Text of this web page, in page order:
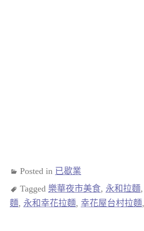
Posted in 已歇業
Tagged 樂華夜市美食, 永和拉麵,
麵, 永和幸花拉麵, 幸花屋台村拉麵,